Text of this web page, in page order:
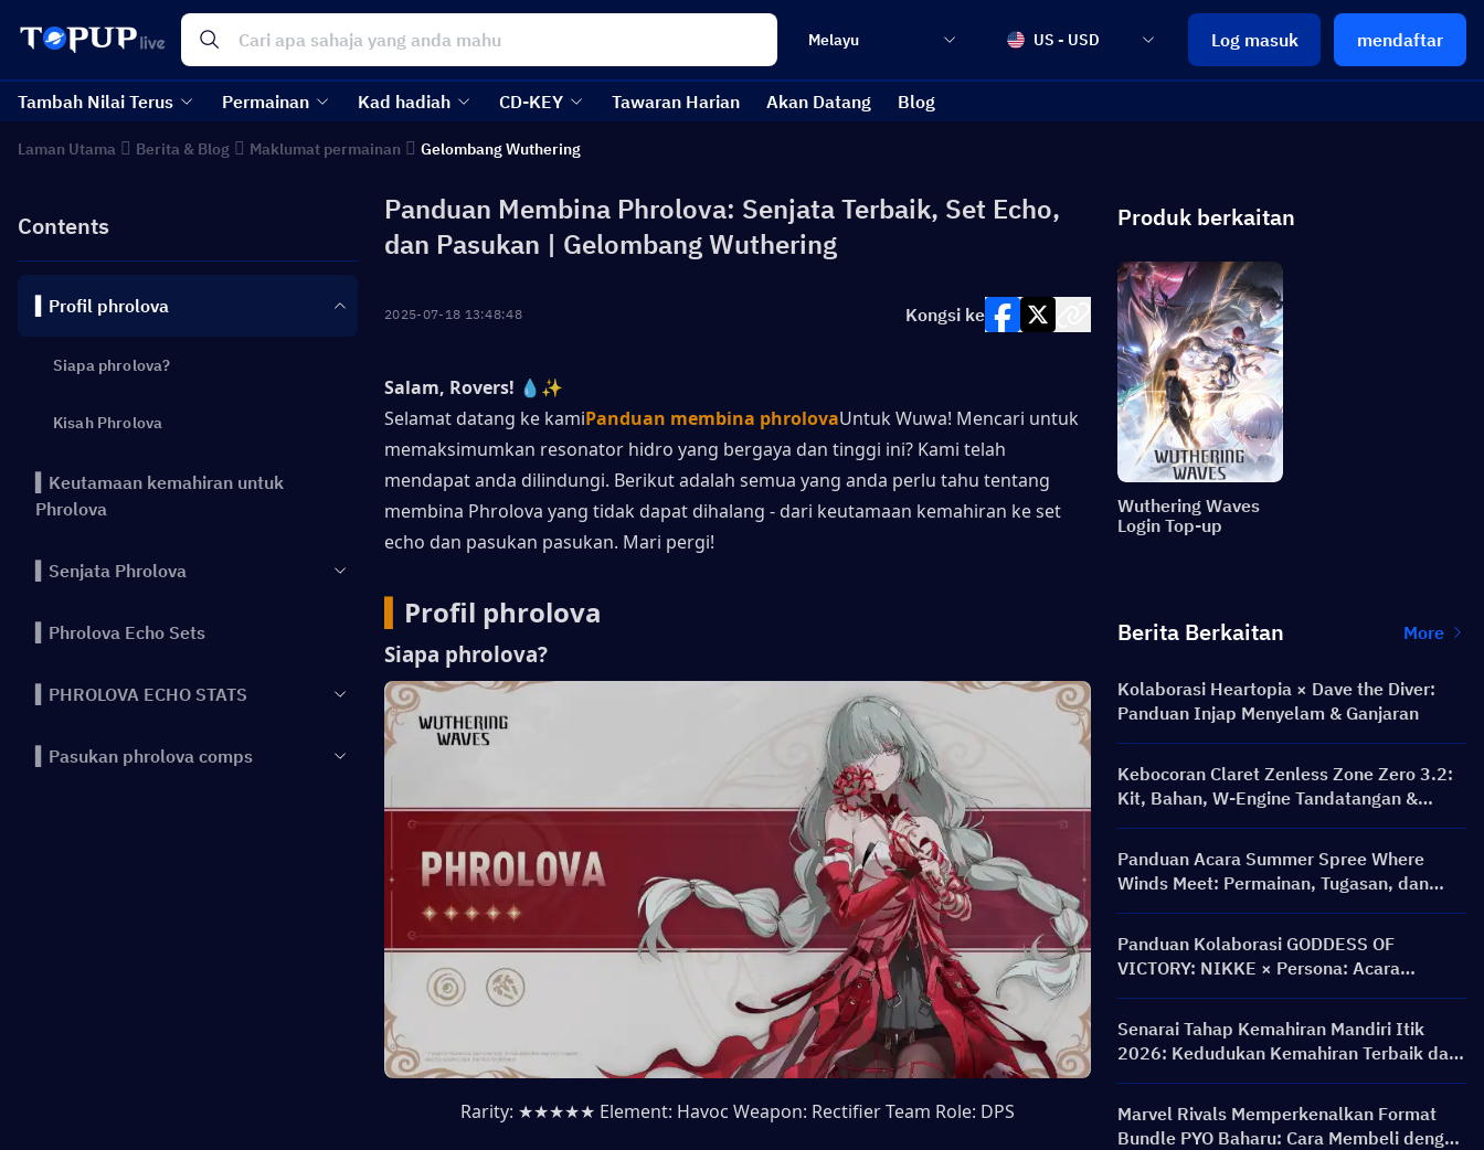
Melayu US - USD Log masuk mendaftar
Tambah Nilai Terus Permainan Kad hadiah CD-KEY Tawaran Harian Akan Datang Blog
Laman Utama Berita & Blog Maklumat permainan Gelombang Wuthering
Contents
▍Profil phrolova
Siapa phrolova?
Kisah Phrolova
▍Keutamaan kemahiran untuk
Phrolova
▍Senjata Phrolova
▍Phrolova Echo Sets
▍PHROLOVA ECHO STATS
▍Pasukan phrolova comps
Panduan Membina Phrolova: Senjata Terbaik, Set Echo,
dan Pasukan | Gelombang Wuthering
2025-07-18 13:48:48 Kongsi ke
Salam, Rovers! 💧✨
Selamat datang ke kamiPanduan membina phrolovaUntuk Wuwa! Mencari untuk
memaksimumkan resonator hidro yang bergaya dan tinggi ini? Kami telah
mendapat anda dilindungi. Berikut adalah semua yang anda perlu tahu tentang
membina Phrolova yang tidak dapat dihalang - dari keutamaan kemahiran ke set
echo dan pasukan pasukan. Mari pergi!
Profil phrolova
Siapa phrolova?
Rarity: ★★★★★ Element: Havoc Weapon: Rectifier Team Role: DPS
Produk berkaitan
Wuthering Waves
Login Top-up
Berita Berkaitan More
Kolaborasi Heartopia × Dave the Diver:
Panduan Injap Menyelam & Ganjaran
Kebocoran Claret Zenless Zone Zero 3.2:
Kit, Bahan, W-Engine Tandatangan &
Mindscape Cinema
Panduan Acara Summer Spree Where
Winds Meet: Permainan, Tugasan, dan
Ganjaran
Panduan Kolaborasi GODDESS OF
VICTORY: NIKKE × Persona: Acara
PERSONA ON FRONTLINE, Watak, Banner
& Ganjaran
Senarai Tahap Kemahiran Mandiri Itik
2026: Kedudukan Kemahiran Terbaik dan
Panduan Binaan
Marvel Rivals Memperkenalkan Format
Bundle PYO Baharu: Cara Membeli dengan